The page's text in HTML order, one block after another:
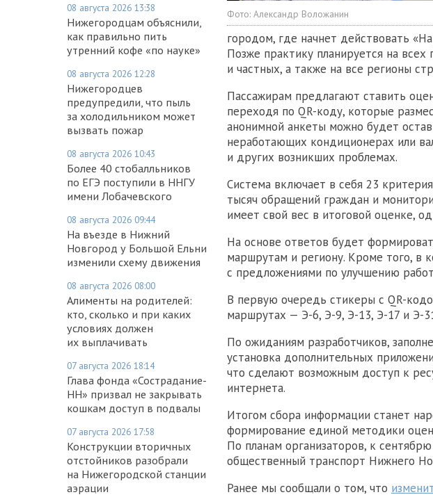
08 августа 2026 13:38
Нижегородцам объяснили,
как правильно пить
утренний кофе «по науке»
08 августа 2026 12:28
Нижегородцев
предупредили, что пыль
за холодильником может
вызвать пожар
08 августа 2026 10:43
Более 40 стобалльников
по ЕГЭ поступили в ННГУ
имени Лобачевского
08 августа 2026 09:44
На въезде в Нижний
Новгород у Большой Ельни
изменили схему движения
08 августа 2026 08:00
Алименты на родителей:
кто, сколько и при каких
условиях должен
их выплачивать
07 августа 2026 18:14
Глава фонда «Сострадание-
НН» призвал не закрывать
кошкам доступ в подвалы
07 августа 2026 17:58
Конструкции вторичных
отстойников разобрали
на Нижегородской станции
аэрации
Фото: Александр Воложанин
городом, где начнет действовать
Позже практику планируется на
и частных, а также на все регионы
Пассажирам предлагают ставить
переходя по QR-коду, которые
анонимной анкеты можно будет
неработающих кондиционерах или
и других возникших проблемах.
Система включает в себя 23
тысяч обращений граждан и
имеет свой вес в итоговой оценке,
На основе ответов будет
маршрутам и региону. Кроме того, в
с предложениями по улучшению
В первую очередь стикеры с QR-
маршрутах — Э-6, Э-9, Э-13, Э-17 и Э-
По ожиданиям разработчиков,
установка дополнительных
что сделают возможным доступ к
интернета.
Итогом сбора информации станет
формирование единой методики
По планам организаторов, к
общественный транспорт Нижнего
Ранее мы сообщали о том, что